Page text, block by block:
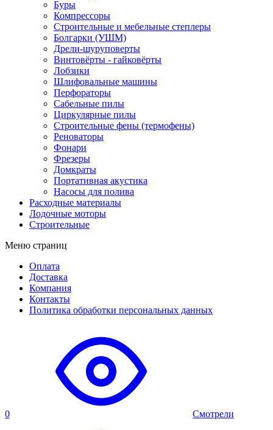
Буры
Компрессоры
Строительные и мебельные степлеры
Болгарки (УШМ)
Дрели-шуруповерты
Винтовёрты - гайковёрты
Лобзики
Шлифовальные машины
Перфораторы
Сабельные пилы
Циркулярные пилы
Строительные фены (термофены)
Реноваторы
Фонари
Фрезеры
Домкраты
Портативная акустика
Насосы для полива
Расходные материалы
Лодочные моторы
Строительные
Меню страниц
Оплата
Доставка
Компания
Контакты
Политика обработки персональных данных
0 Смотрели